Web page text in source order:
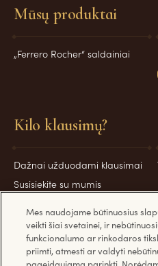
Mūsų produktai
„Ferrero Rocher“ saldainiai
Kilo klausimų?
Dažnai užduodami klausimai
Susisiekite su mumis
Mes naudojame būtinuosius
veikti šiai svetainei, ir
funkcionalumo ar rinkodaros
priimti, atmesti ar valdyti